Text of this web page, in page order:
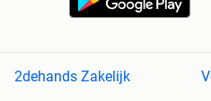
2dehands Zakelijk